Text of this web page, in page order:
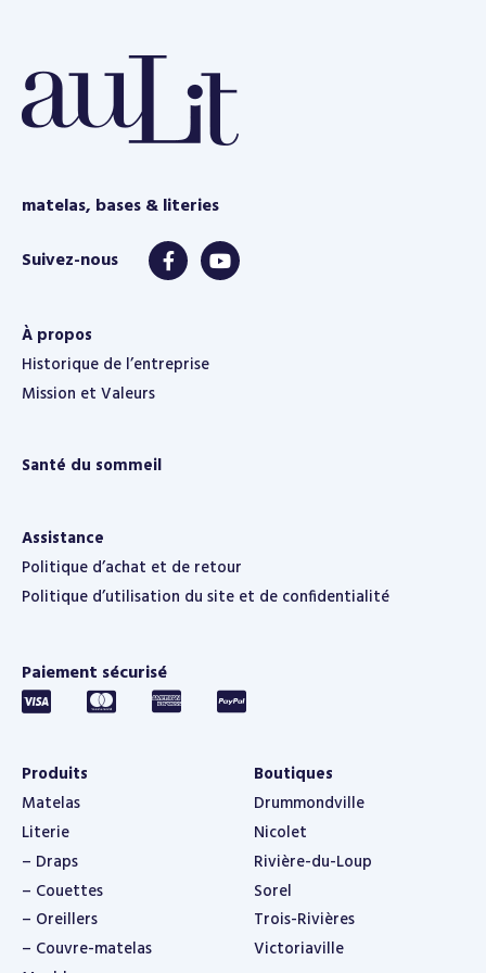
matelas, bases & literies
À propos
Historique de l’entreprise
Mission et Valeurs
Santé du sommeil
Assistance
Politique d’achat et de retour
Politique d’utilisation du site et de confidentialité
Paiement sécurisé
Produits
Matelas
Literie
– Draps
– Couettes
– Oreillers
– Couvre-matelas
Boutiques
Drummondville
Nicolet
Rivière-du-Loup
Sorel
Trois-Rivières
Victoriaville